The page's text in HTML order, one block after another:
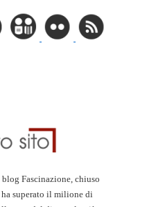
Fascinazione, chiuso
superato il milione di